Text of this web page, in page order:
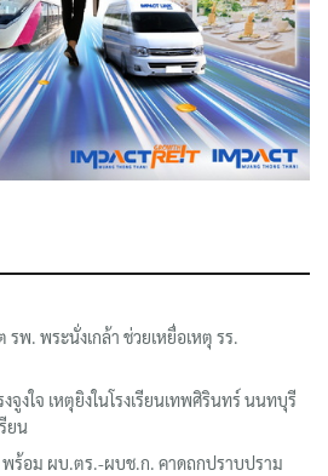
พ. พระนั่งเกล้า ช่วยเหยื่อเหตุ รร.
จูงใจ เหตุยิงในโรงเรียนเทพศิรินทร์ นนทบุรี
ยน
พร้อม ผบ.ตร.-ผบช.ก. คาดถกปราบปราม